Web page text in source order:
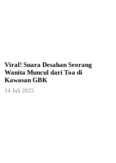
Viral! Suara Desahan Seorang
Wanita Muncul dari Toa di
Kawasan GBK
14 Juli 2025